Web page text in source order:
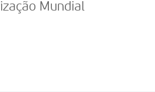
Mundial